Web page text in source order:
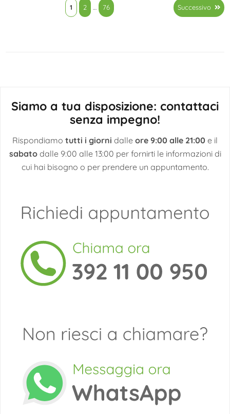
Paginazione
1 2 … 76 Successivo
Siamo a tua disposizione: contattaci
senza impegno!
Rispondiamo tutti i giorni dalle ore 9:00 alle 21:00 e il
sabatodalle 9:00 alle 13:00 per fornirti le informazioni di
cui hai bisogno o per prendere un appuntamento.